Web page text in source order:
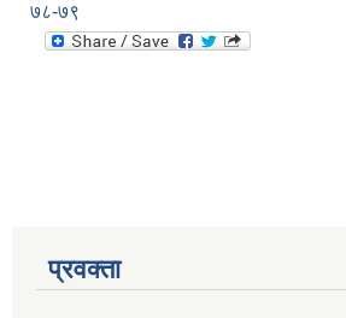
७८-७९
प्रवक्ता